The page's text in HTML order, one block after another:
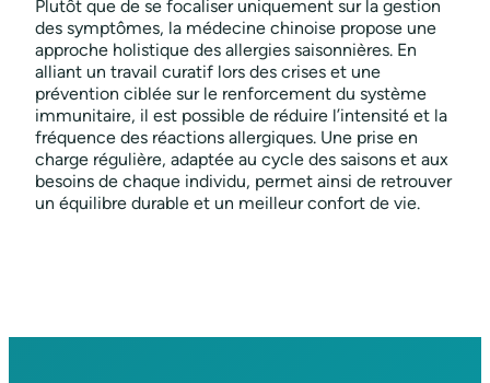
Plutôt que de se focaliser uniquement sur la gestion
des symptômes, la médecine chinoise propose une
approche holistique des allergies saisonnières. En
alliant un travail curatif lors des crises et une
prévention ciblée sur le renforcement du système
immunitaire, il est possible de réduire l’intensité et la
fréquence des réactions allergiques. Une prise en
charge régulière, adaptée au cycle des saisons et aux
besoins de chaque individu, permet ainsi de retrouver
un équilibre durable et un meilleur confort de vie.